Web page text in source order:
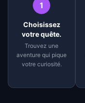
1
Choisissez
votre quête.
Trouvez une
aventure qui pique
votre curiosité.